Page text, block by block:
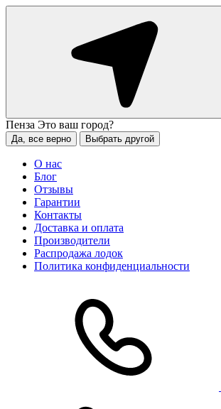
Пенза Это ваш город?
Да, все верно Выбрать другой
О нас
Блог
Отзывы
Гарантии
Контакты
Доставка и оплата
Производители
Распродажа лодок
Политика конфиденциальности